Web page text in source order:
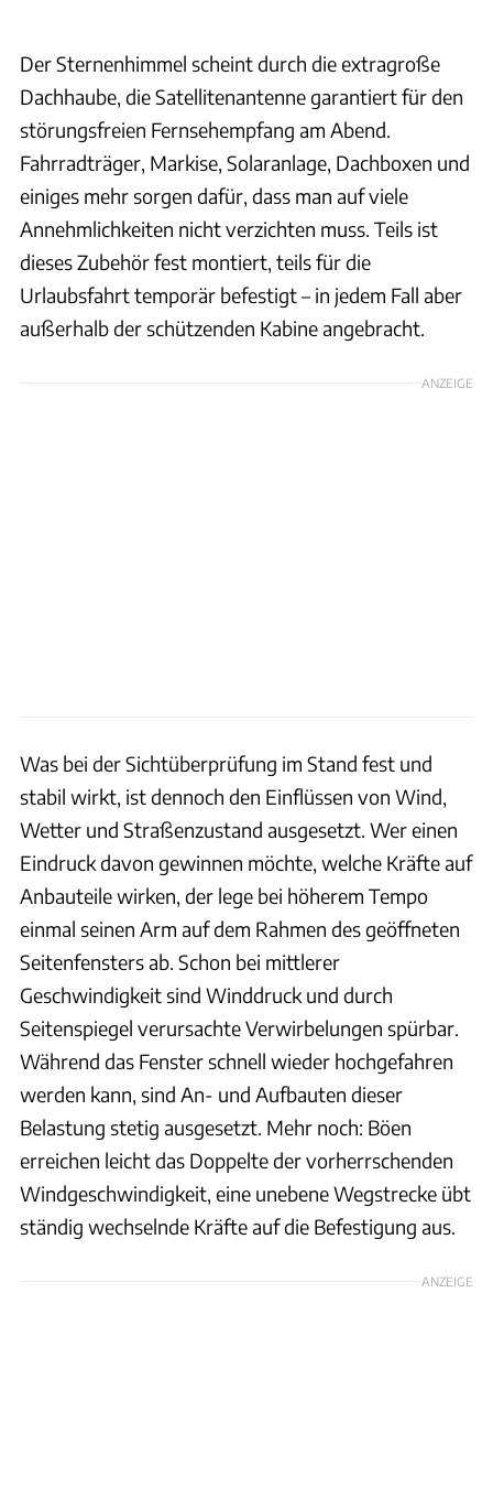
Der Sternenhimmel scheint durch die extragroße
Dachhaube, die Satellitenantenne garantiert für den
störungsfreien Fernsehempfang am Abend.
Fahrradträger, Markise, Solaranlage, Dachboxen und
einiges mehr sorgen dafür, dass man auf viele
Annehmlichkeiten nicht verzichten muss. Teils ist
dieses Zubehör fest montiert, teils für die
Urlaubsfahrt temporär befestigt – in jedem Fall aber
außerhalb der schützenden Kabine angebracht.
ANZEIGE
Was bei der Sichtüberprüfung im Stand fest und
stabil wirkt, ist dennoch den Einflüssen von Wind,
Wetter und Straßenzustand ausgesetzt. Wer einen
Eindruck davon gewinnen möchte, welche Kräfte auf
Anbauteile wirken, der lege bei höherem Tempo
einmal seinen Arm auf dem Rahmen des geöffneten
Seitenfensters ab. Schon bei mittlerer
Geschwindigkeit sind Winddruck und durch
Seitenspiegel verursachte Verwirbelungen spürbar.
Während das Fenster schnell wieder hochgefahren
werden kann, sind An- und Aufbauten dieser
Belastung stetig ausgesetzt. Mehr noch: Böen
erreichen leicht das Doppelte der vorherrschenden
Windgeschwindigkeit, eine unebene Wegstrecke übt
ständig wechselnde Kräfte auf die Befestigung aus.
ANZEIGE